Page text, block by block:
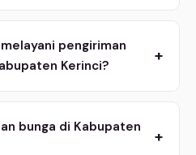
pengiriman
Kerinci?
+
bunga di Kabupaten
+